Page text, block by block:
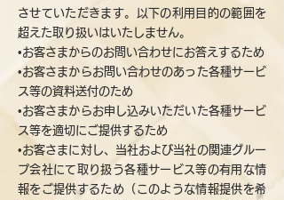
させていただきます。以下の利用目的の範囲を
超えた取り扱いはいたしません。
•お客さまからのお問い合わせにお答えするため
•お客さまからお問い合わせのあった各種サービ
ス等の資料送付のため
•お客さまからお申し込みいただいた各種サービ
ス等を適切にご提供するため
•お客さまに対し、当社および当社の関連グルー
プ会社にて取り扱う各種サービス等の有用な情
報をご提供するため（このような情報提供を希